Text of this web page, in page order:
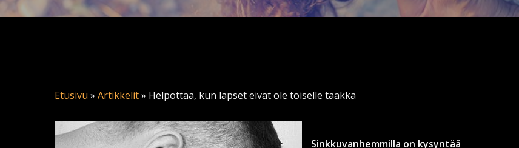
Etusivu » Artikkelit» Helpottaa, kun lapset eivät ole toiselle taakka
Sinkkuvanhemmilla on kysyntää